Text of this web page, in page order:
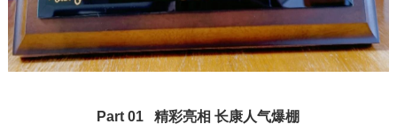
Part 01 精彩亮相 长康人气爆棚